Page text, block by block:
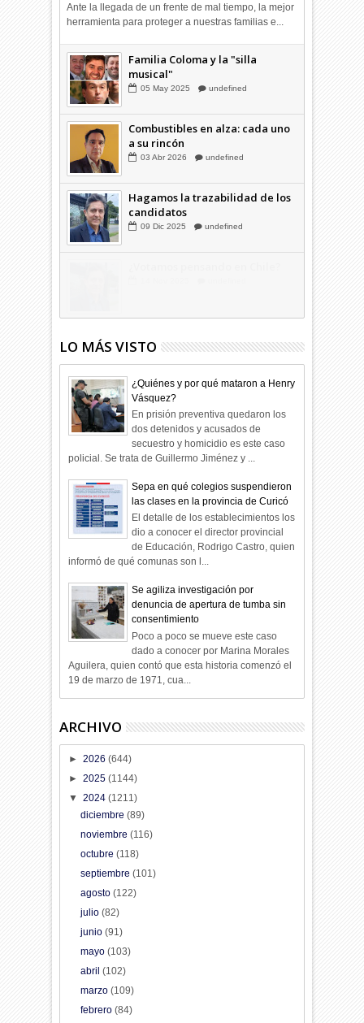
Ante la llegada de un frente de mal tiempo, la mejor
herramienta para proteger a nuestras familias e...
Combustibles en alza: cada uno
a su rincón
03 Abr 2026 undefined
musical"
05 May 2025 undefined
a su rincón
03 Abr 2026 undefined
candidatos
LO MÁS VISTO
¿Quiénes y por qué mataron a Henry
Vásquez?
En prisión preventiva quedaron los
dos detenidos y acusados de
secuestro y homicidio es este caso
policial. Se trata de Guillermo Jiménez y ...
Sepa en qué colegios suspendieron
las clases en la provincia de Curicó
El detalle de los establecimientos los
dio a conocer el director provincial
de Educación, Rodrigo Castro, quien
informó de qué comunas son l...
Se agiliza investigación por
denuncia de apertura de tumba sin
consentimiento
Poco a poco se mueve este caso
dado a conocer por Marina Morales
Aguilera, quien contó que esta historia comenzó el
19 de marzo de 1971, cua...
ARCHIVO
►2026(644)
►2025(1144)
▼2024(1211)
diciembre (89)
noviembre (116)
octubre (118)
septiembre (101)
agosto (122)
julio (82)
junio (91)
mayo (103)
abril (102)
marzo (109)
febrero (84)